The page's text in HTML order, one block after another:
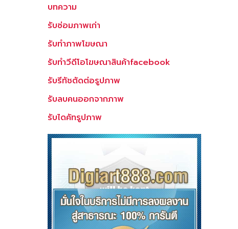
บทความ
รับซ่อมภาพเก่า
รับทำภาพโฆษณา
รับทำวีดีโอโฆษณาสินค้าfacebook
รับรีทัชตัดต่อรูปภาพ
รับลบคนออกจากภาพ
รับไดคัทรูปภาพ